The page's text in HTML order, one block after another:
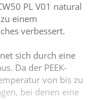
PL V01 natural
einem
verbessert.
sich durch eine
Da der PEEK-
von bis zu
bei denen eine